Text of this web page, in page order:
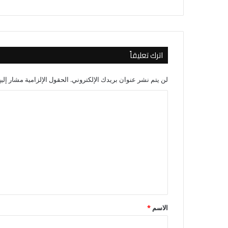
اترك تعليقاً
لن يتم نشر عنوان بريدك الإلكتروني. الحقول الإلزامية مشار
*
الاسم *